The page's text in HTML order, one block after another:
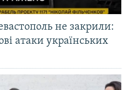
не закрили:
атаки українських